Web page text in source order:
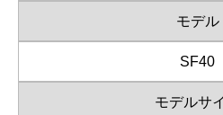
モデル
SF40
モデルサ